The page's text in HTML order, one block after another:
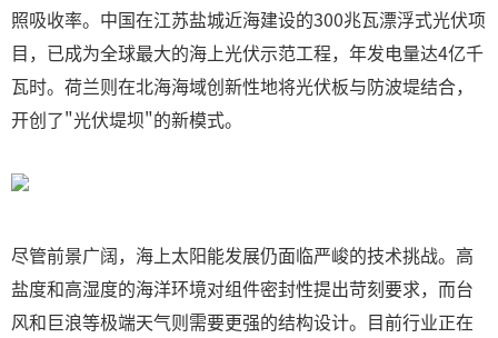
照吸收率。中国在江苏盐城近海建设的300兆瓦漂浮式光伏项
目，已成为全球最大的海上光伏示范工程，年发电量达4亿千
瓦时。荷兰则在北海海域创新性地将光伏板与防波堤结合，
开创了"光伏堤坝"的新模式。
尽管前景广阔，海上太阳能发展仍面临严峻的技术挑战。高
盐度和高湿度的海洋环境对组件密封性提出苛刻要求，而台
风和巨浪等极端天气则需要更强的结构设计。目前行业正在